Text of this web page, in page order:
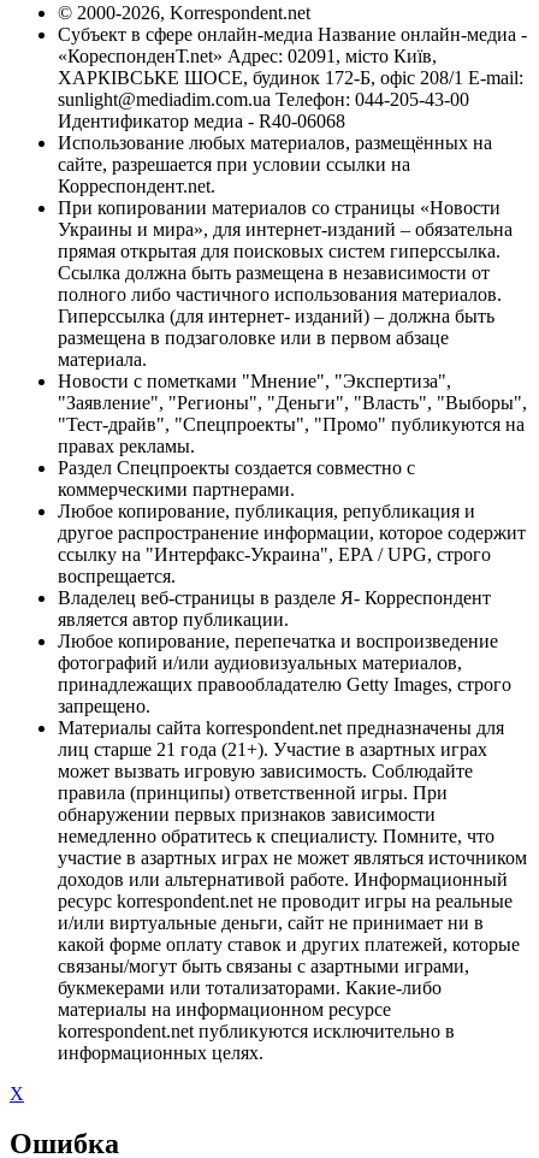
© 2000-2026, Korrespondent.net
Субъект в сфере онлайн-медиа Название онлайн-медиа -
«КореспонденТ.net» Адрес: 02091, місто Київ,
ХАРКІВСЬКЕ ШОСЕ, будинок 172-Б, офіс 208/1 E-mail:
sunlight@mediadim.com.ua Телефон: 044-205-43-00
Идентификатор медиа - R40-06068
Использование любых материалов, размещённых на
сайте, разрешается при условии ссылки на
Корреспондент.net.
При копировании материалов со страницы «Новости
Украины и мира», для интернет-изданий – обязательна
прямая открытая для поисковых систем гиперссылка.
Ссылка должна быть размещена в независимости от
полного либо частичного использования материалов.
Гиперссылка (для интернет- изданий) – должна быть
размещена в подзаголовке или в первом абзаце
материала.
Новости с пометками "Мнение", "Экспертиза",
"Заявление", "Регионы", "Деньги", "Власть", "Выборы",
"Тест-драйв", "Спецпроекты", "Промо" публикуются на
правах рекламы.
Раздел Спецпроекты создается совместно с
коммерческими партнерами.
Любое копирование, публикация, републикация и
другое распространение информации, которое содержит
ссылку на "Интерфакс-Украина", EPA / UPG, строго
воспрещается.
Владелец веб-страницы в разделе Я- Корреспондент
является автор публикации.
Любое копирование, перепечатка и воспроизведение
фотографий и/или аудиовизуальных материалов,
принадлежащих правообладателю Getty Images, строго
запрещено.
Материалы сайта korrespondent.net предназначены для
лиц старше 21 года (21+). Участие в азартных играх
может вызвать игровую зависимость. Соблюдайте
правила (принципы) ответственной игры. При
обнаружении первых признаков зависимости
немедленно обратитесь к специалисту. Помните, что
участие в азартных играх не может являться источником
доходов или альтернативой работе. Информационный
ресурс korrespondent.net не проводит игры на реальные
и/или виртуальные деньги, сайт не принимает ни в
какой форме оплату ставок и других платежей, которые
связаны/могут быть связаны с азартными играми,
букмекерами или тотализаторами. Какие-либо
материалы на информационном ресурсе
korrespondent.net публикуются исключительно в
информационных целях.
X
Ошибка